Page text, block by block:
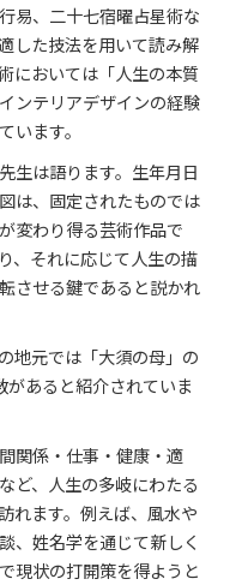
易、二十七宿曜占星術な
した技法を用いて読み解
においては「人生の本質
ンテリアデザインの経験
います。
生は語ります。生年月日
は、固定されたものでは
変わり得る芸術作品で
、それに応じて人生の描
させる鍵であると説かれ
地元では「大須の母」の
あると紹介されていま
関係・仕事・健康・適
ど、人生の多岐にわたる
れます。例えば、風水や
、姓名学を通じて新しく
現状の打開策を得ようと